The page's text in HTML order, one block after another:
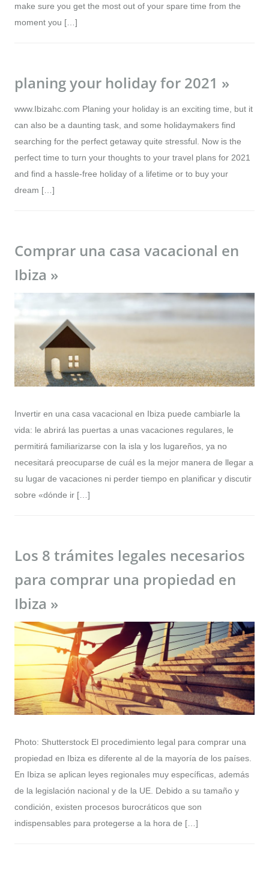
make sure you get the most out of your spare time from the
moment you […]
planing your holiday for 2021 »
www.Ibizahc.com Planing your holiday is an exciting time, but it
can also be a daunting task, and some holidaymakers find
searching for the perfect getaway quite stressful. Now is the
perfect time to turn your thoughts to your travel plans for 2021
and find a hassle-free holiday of a lifetime or to buy your
dream […]
Comprar una casa vacacional en
Ibiza »
Invertir en una casa vacacional en Ibiza puede cambiarle la
vida: le abrirá las puertas a unas vacaciones regulares, le
permitirá familiarizarse con la isla y los lugareños, ya no
necesitará preocuparse de cuál es la mejor manera de llegar a
su lugar de vacaciones ni perder tiempo en planificar y discutir
sobre «dónde ir […]
Los 8 trámites legales necesarios
para comprar una propiedad en
Ibiza »
Photo: Shutterstock El procedimiento legal para comprar una
propiedad en Ibiza es diferente al de la mayoría de los países.
En Ibiza se aplican leyes regionales muy específicas, además
de la legislación nacional y de la UE. Debido a su tamaño y
condición, existen procesos burocráticos que son
indispensables para protegerse a la hora de […]